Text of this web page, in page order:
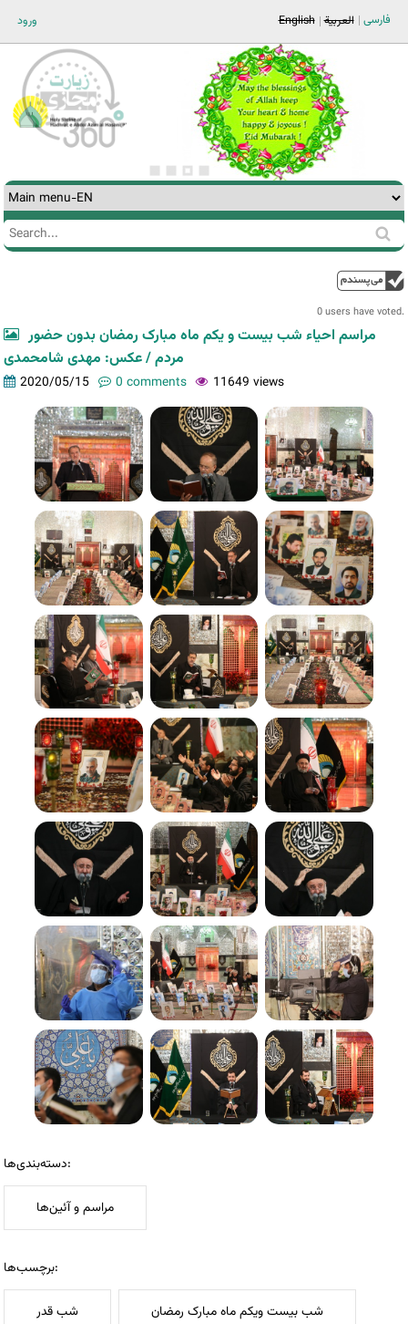
ورود فارسی العربية English
Search
Search
0 users have voted.
مراسم احیاء شب بیست و یکم ماه مبارک رمضان بدون حضور
مردم / عکس: مهدی شامحمدی
2020/05/15 0 comments 11649 views
دسته‌بندی‌ها:
مراسم و آئین‌ها
برچسب‌ها:
شب قدر شب بیست ویکم ماه مبارک رمضان